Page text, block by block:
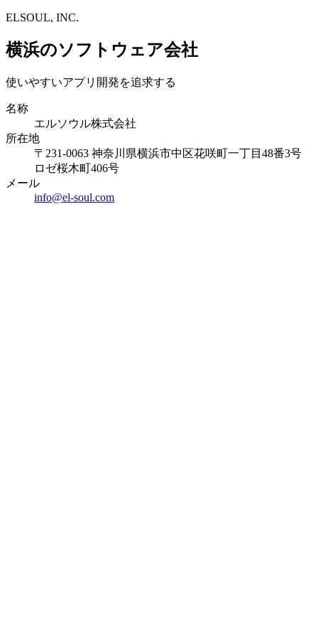
ELSOUL, INC.
横浜のソフトウェア会社
使いやすいアプリ開発を追求する
名称
エルソウル株式会社
所在地
〒231-0063 神奈川県横浜市中区花咲町一丁目48番3号
ロゼ桜木町406号
メール
info@el-soul.com